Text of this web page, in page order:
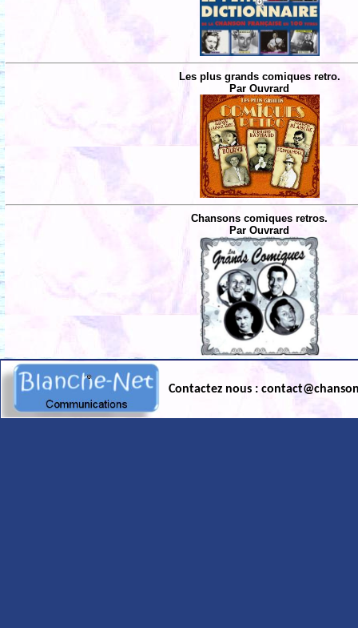
Les plus grands comiques retro.
Par Ouvrard
Chansons comiques retros.
Par Ouvrard
Contactez nous :